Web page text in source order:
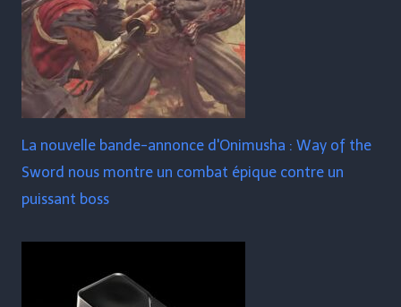
La nouvelle bande-annonce d'Onimusha : Way of the
Sword nous montre un combat épique contre un
puissant boss